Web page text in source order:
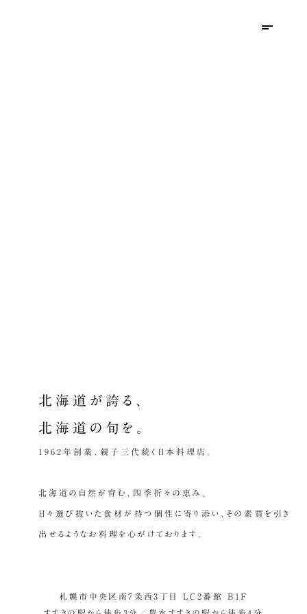
short_text
北海道が誇る、
北海道の旬を。
1962年創業、親子三代続く日本料理店。
北海道の自然が育む、四季折々の恵み。
日々選び抜いた食材が持つ個性に寄り添い、その素質を引き
出せるようなお料理を心がけております。
札幌市中央区南7条西3丁目 LC2番館 B1F